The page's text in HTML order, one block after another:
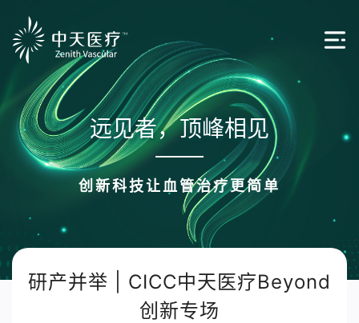
远见者，顶峰相见
创新科技让血管治疗更简单
研产并举 | CICC中天医疗Beyond
创新专场